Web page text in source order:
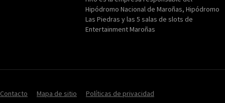
Hipódromo Nacional de Maroñas, Hipódromo
Las Piedras y las 5 salas de slots de
Entertainment Maroñas
Contacto Mapa de sitio Políticas de privacidad